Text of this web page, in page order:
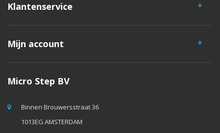
Klantenservice
Mijn account
Micro Step BV
Binnen Brouwersstraat 36
1013EG AMSTERDAM